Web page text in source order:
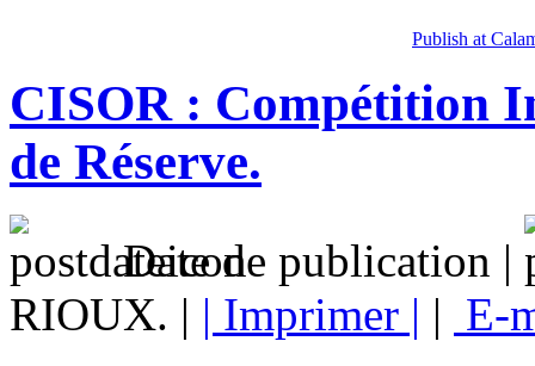
Publish at
CISOR : Compétition
de Réserve.
Date de publication |
RIOUX. | | Imprimer | | E-